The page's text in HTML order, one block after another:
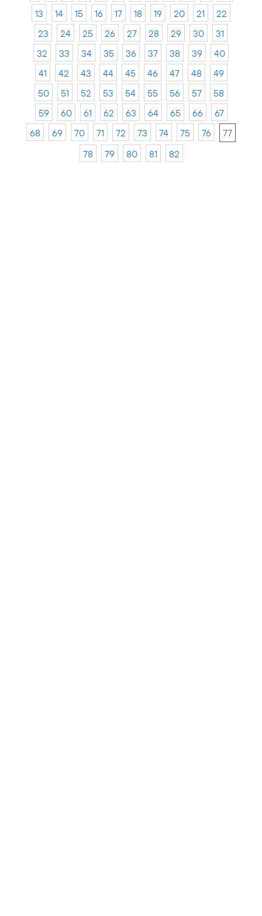
13
14 15 16 17 18 19 20 21
22
23
24 25 26 27 28 29 30
31
32
33 34 35 36 37 38 39
40
41
42 43 44 45 46 47 48
49
50
51 52 53 54 55 56 57
58
59
60 61 62 63 64 65 66
67
68
69 70 71 72 73 74 75 76
77
78
79 80 81 82